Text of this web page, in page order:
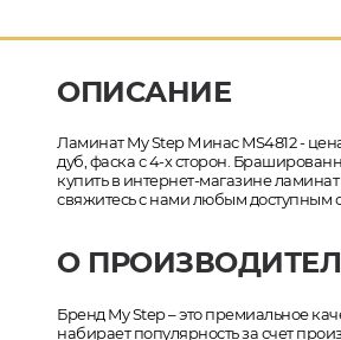
ОПИСАНИЕ
Ламинат My Step Минас MS4812 -
дуб, фаска с 4-х сторон.
купить в интернет-магазине
свяжитесь с нами любым доступным
О
Бренд My Step – это премиальное
набирает популярность за счет